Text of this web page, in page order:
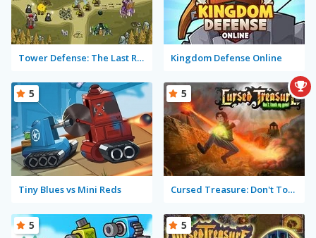
Tower Defense: The Last Realm Kingdom Defense Online
Tiny Blues vs Mini Reds
5
Cursed Treasure: Don't Touch My Gems!
5
5 5